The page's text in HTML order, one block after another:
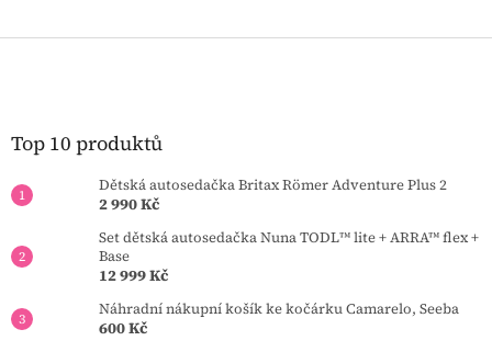
Z
Top 10 produktů
Dětská autosedačka Britax Römer Adventure Plus 2
2 990 Kč
Set dětská autosedačka Nuna TODL™ lite + ARRA™ flex +
Base
12 999 Kč
Náhradní nákupní košík ke kočárku Camarelo, Seeba
600 Kč